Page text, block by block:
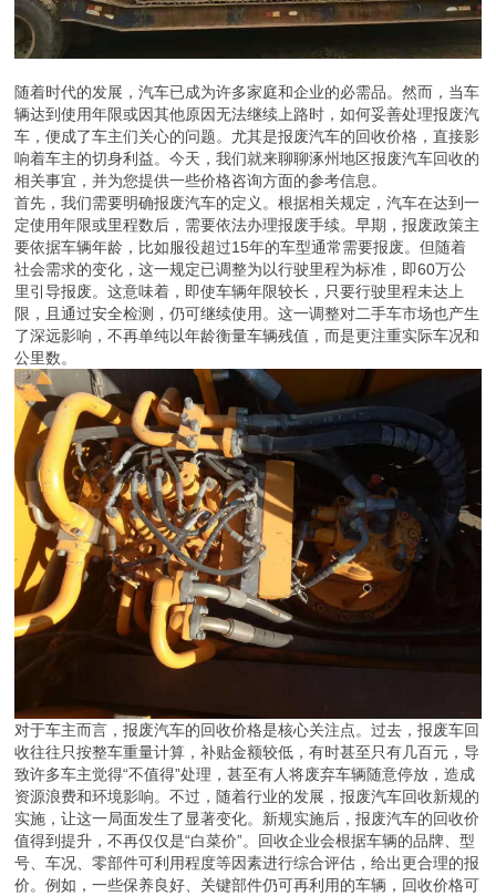
随着时代的发展，汽车已成为许多家庭和企业的必需品。然而，当车
辆达到使用年限或因其他原因无法继续上路时，如何妥善处理报废汽
车，便成了车主们关心的问题。尤其是报废汽车的回收价格，直接影
响着车主的切身利益。今天，我们就来聊聊涿州地区报废汽车回收的
相关事宜，并为您提供一些价格咨询方面的参考信息。
首先，我们需要明确报废汽车的定义。根据相关规定，汽车在达到一
定使用年限或里程数后，需要依法办理报废手续。早期，报废政策主
要依据车辆年龄，比如服役超过15年的车型通常需要报废。但随着
社会需求的变化，这一规定已调整为以行驶里程为标准，即60万公
里引导报废。这意味着，即使车辆年限较长，只要行驶里程未达上
限，且通过安全检测，仍可继续使用。这一调整对二手车市场也产生
了深远影响，不再单纯以年龄衡量车辆残值，而是更注重实际车况和
公里数。
对于车主而言，报废汽车的回收价格是核心关注点。过去，报废车回
收往往只按整车重量计算，补贴金额较低，有时甚至只有几百元，导
致许多车主觉得“不值得”处理，甚至有人将废弃车辆随意停放，造成
资源浪费和环境影响。不过，随着行业的发展，报废汽车回收新规的
实施，让这一局面发生了显著变化。新规实施后，报废汽车的回收价
值得到提升，不再仅仅是“白菜价”。回收企业会根据车辆的品牌、型
号、车况、零部件可利用程度等因素进行综合评估，给出更合理的报
价。例如，一些保养良好、关键部件仍可再利用的车辆，回收价格可